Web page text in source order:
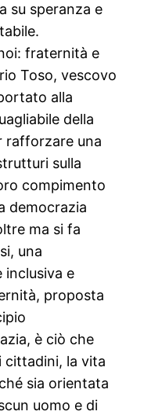
su speranza e
fraternità e
Toso, vescovo
alla
della
rafforzare una
sulla
compimento
democrazia
ma si fa
una
inclusiva e
proposta
è ciò che
cittadini, la vita
sia orientata
uomo e di